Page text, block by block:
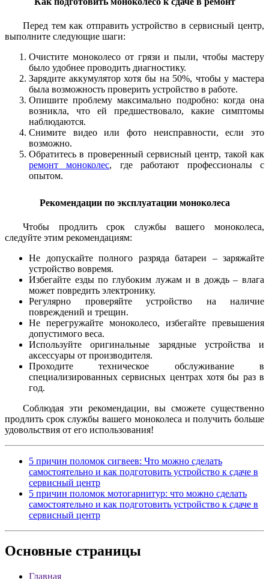
Перед тем как отправить устройство в сервисный центр,
выполните следующие шаги:
Очистите моноколесо от грязи и пыли, чтобы мастеру
было удобнее проводить диагностику.
Зарядите аккумулятор хотя бы на 50%, чтобы у мастера
была возможность проверить устройство в работе.
Опишите проблему максимально подробно: когда она
возникла, что ей предшествовало, какие симптомы
наблюдаются.
Снимите видео или фото неисправности, если это
возможно.
Обратитесь в проверенный сервисный центр, такой как
ремонт моноколес, где работают профессионалы с
опытом.
Рекомендации по эксплуатации моноколеса
Чтобы продлить срок службы вашего моноколеса,
следуйте этим рекомендациям:
Не допускайте полного разряда батареи – заряжайте
устройство вовремя.
Избегайте езды по глубоким лужам и в дождь – влага
может повредить электронику.
Регулярно проверяйте устройство на наличие
повреждений и трещин.
Не перегружайте моноколесо, избегайте превышения
допустимого веса.
Используйте оригинальные зарядные устройства и
аксессуары от производителя.
Проходите техническое обслуживание в
специализированных сервисных центрах хотя бы раз в
год.
Соблюдая эти рекомендации, вы сможете существенно
продлить срок службы вашего моноколеса и получить больше
удовольствия от его использования!
5 причин поломок сигвеев: Что можно сделать
самостоятельно и как подготовить устройство к сдаче в
сервисный центр
5 причин поломок мотогарнитур: что можно сделать
самостоятельно и как подготовить устройство к сдаче в
сервисный центр
Основные страницы
Главная